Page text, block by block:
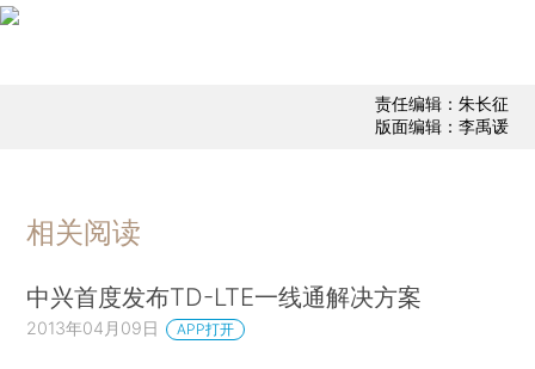
责任编辑：朱长征
版面编辑：李禹谖
相关阅读
中兴首度发布TD-LTE一线通解决方案
2013年04月09日 APP打开